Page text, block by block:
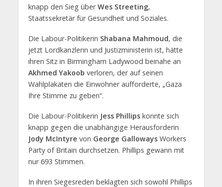
knapp den Sieg überWes Streeting,
Staatssekretär für Gesundheit und Soziales.
Die Labour-Politikerin Shabana Mahmoud, die
jetzt Lordkanzlerin und Justizministerin ist, hätte
ihren Sitz in Birmingham Ladywood beinahe an
Akhmed Yakoob verloren, der auf seinen
Wahlplakaten die Einwohner aufforderte, „Gaza
Ihre Stimme zu geben“.
Die Labour-Politikerin Jess Phillipskonnte sich
knapp gegen die unabhängige Herausforderin
Jody McIntyre von George GallowaysWorkers
Party of Britain durchsetzen. Phillips gewann mit
nur 693 Stimmen.
In ihren Siegesreden beklagten sich sowohl Phillips